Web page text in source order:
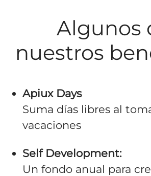
Algunos
nuestros
Apiux Days
Suma días libres al
vacaciones
Self Development:
Un fondo anual para